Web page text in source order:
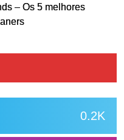
– Os 5 melhores
0.2K